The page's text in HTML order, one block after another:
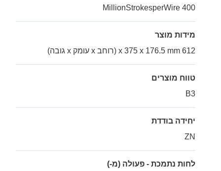
400 MillionStrokesperWire
מידות מוצר
612 x 375 x 176.5 mm (רוחב x עומק x גובה)
טווח מוצרים
B3
יחידה בודדת
ZN
לחות נתמכת - פעולה (מ-)